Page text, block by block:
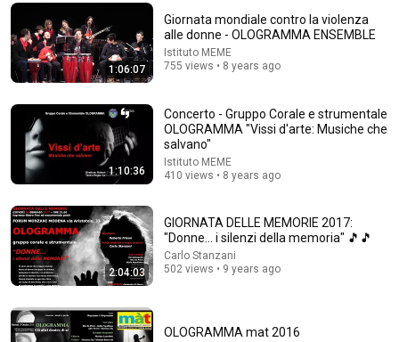
The Whole Truth Behind the Eataly Disaster
Fegialo
Auto-dubbed
451K views
1:06:07
Giornata mondiale contro la violenza
alle donne - OLOGRAMMA ENSEMBLE
Istituto MEME
755 views • 8 years ago
1:10:36
Concerto - Gruppo Corale e strumentale
OLOGRAMMA "Vissi d'arte: Musiche che
salvano"
Istituto MEME
410 views • 8 years ago
2:04:03
GIORNATA DELLE MEMORIE 2017:
"Donne... i silenzi della memoria" 🎵🎵
Carlo Stanzani
502 views • 9 years ago
OLOGRAMMA mat 2016